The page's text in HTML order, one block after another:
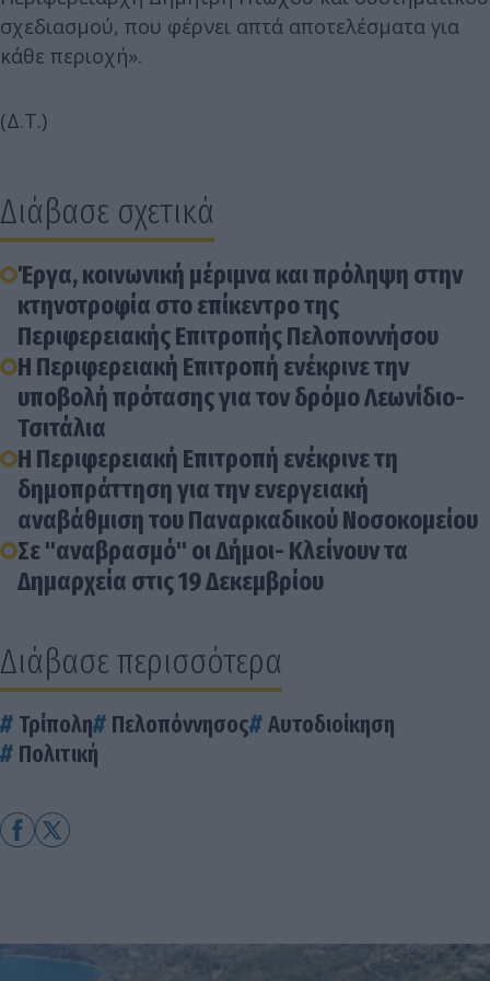
σχεδιασμού, που φέρνει απτά αποτελέσματα για
κάθε περιοχή».
(Δ.Τ.)
Διάβασε σχετικά
Έργα, κοινωνική μέριμνα και πρόληψη στην
κτηνοτροφία στο επίκεντρο της
Περιφερειακής Επιτροπής Πελοποννήσου
Η Περιφερειακή Επιτροπή ενέκρινε την
υποβολή πρότασης για τον δρόμο Λεωνίδιο-
Τσιτάλια
Η Περιφερειακή Επιτροπή ενέκρινε τη
δημοπράττηση για την ενεργειακή
αναβάθμιση του Παναρκαδικού Νοσοκομείου
Σε "αναβρασμό" οι Δήμοι- Κλείνουν τα
Δημαρχεία στις 19 Δεκεμβρίου
Διάβασε περισσότερα
Τρίπολη Πελοπόννησος
Αυτοδιοίκηση
Πολιτική